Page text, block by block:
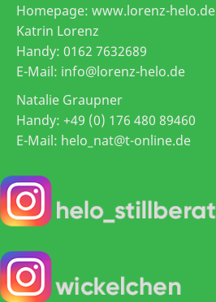
Homepage: www.lorenz-helo.de
Katrin Lorenz
Handy: 0162 7632689
E-Mail: info@lorenz-helo.de
Natalie Graupner
Handy: +49 (0) 176 480 89460
E-Mail: helo_nat@t-online.de